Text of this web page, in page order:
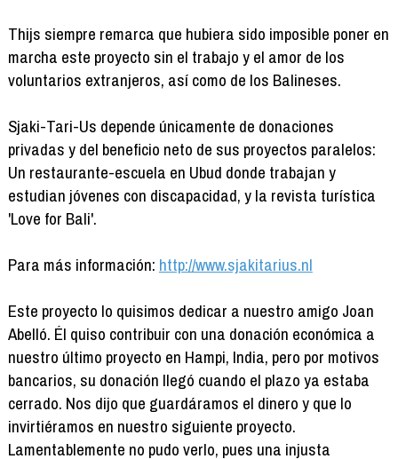
Thijs siempre remarca que hubiera sido imposible poner en
marcha este proyecto sin el trabajo y el amor de los
voluntarios extranjeros, así como de los Balineses.
Sjaki-Tari-Us depende únicamente de donaciones
privadas y del beneficio neto de sus proyectos paralelos:
Un restaurante-escuela en Ubud donde trabajan y
estudian jóvenes con discapacidad, y la revista turística
'Love for Bali'.
Para más información: http://www.sjakitarius.nl
Este proyecto lo quisimos dedicar a nuestro amigo Joan
Abelló. Él quiso contribuir con una donación económica a
nuestro último proyecto en Hampi, India, pero por motivos
bancarios, su donación llegó cuando el plazo ya estaba
cerrado. Nos dijo que guardáramos el dinero y que lo
invirtiéramos en nuestro siguiente proyecto.
Lamentablemente no pudo verlo, pues una injusta